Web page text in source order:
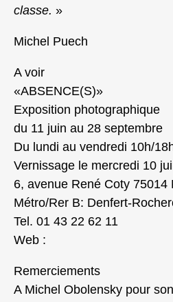
classe. »
Michel Puech
A voir
«ABSENCE(S)»
Exposition photographique
du 11 juin au 28 septembre
Du lundi au vendredi 10h/
Vernissage le mercredi 10
6, avenue René Coty 75014
Métro/Rer B: Denfert-
Tel. 01 43 22 62 11
Web :
Remerciements
A Michel Obolensky pour